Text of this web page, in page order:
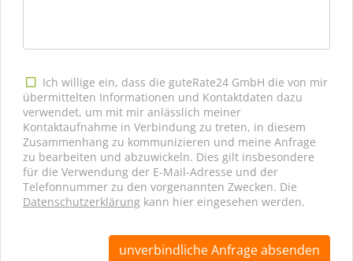
Ich willige ein, dass die guteRate24 GmbH die von mir
übermittelten Informationen und Kontaktdaten dazu
verwendet, um mit mir anlässlich meiner
Kontaktaufnahme in Verbindung zu treten, in diesem
Zusammenhang zu kommunizieren und meine Anfrage
zu bearbeiten und abzuwickeln. Dies gilt insbesondere
für die Verwendung der E-Mail-Adresse und der
Telefonnummer zu den vorgenannten Zwecken. Die
Datenschutzerklärung kann hier eingesehen werden.
unverbindliche Anfrage absenden